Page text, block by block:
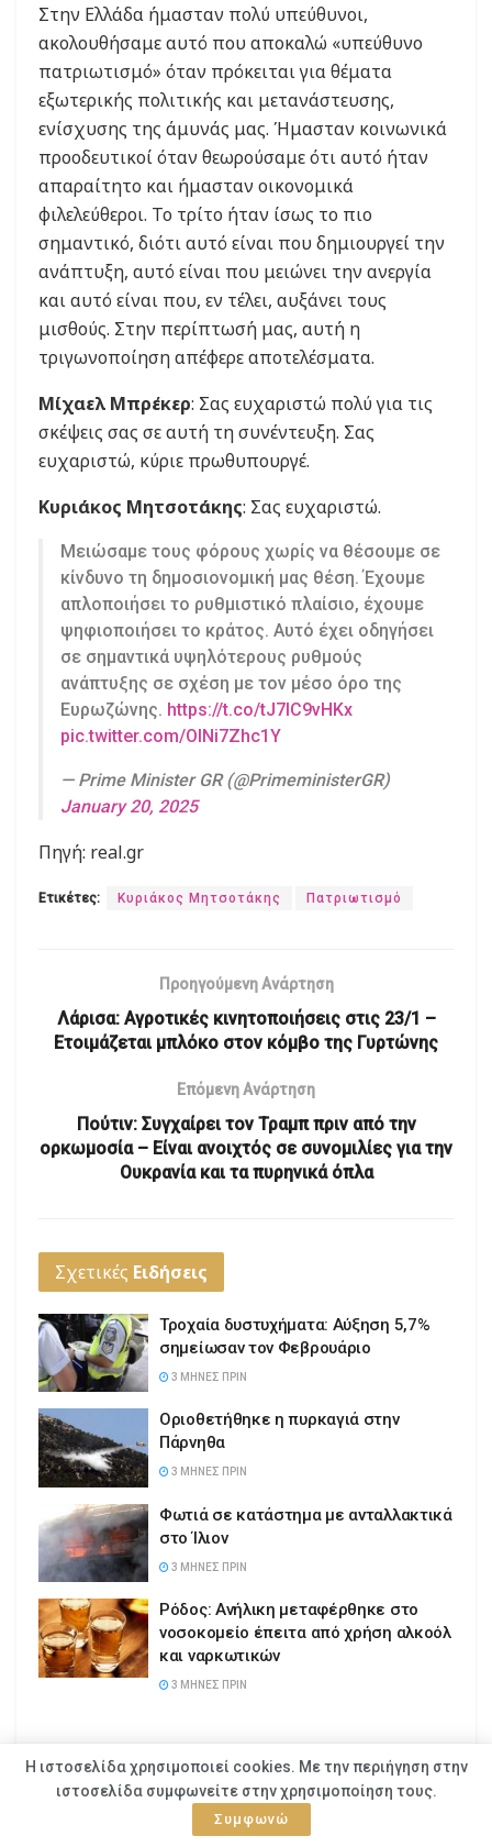
Στην Ελλάδα ήμασταν πολύ υπεύθυνοι,
ακολουθήσαμε αυτό που αποκαλώ «υπεύθυνο
πατριωτισμό» όταν πρόκειται για θέματα
εξωτερικής πολιτικής και μετανάστευσης,
ενίσχυσης της άμυνάς μας. Ήμασταν κοινωνικά
προοδευτικοί όταν θεωρούσαμε ότι αυτό ήταν
απαραίτητο και ήμασταν οικονομικά
φιλελεύθεροι. Το τρίτο ήταν ίσως το πιο
σημαντικό, διότι αυτό είναι που δημιουργεί την
ανάπτυξη, αυτό είναι που μειώνει την ανεργία
και αυτό είναι που, εν τέλει, αυξάνει τους
μισθούς. Στην περίπτωσή μας, αυτή η
τριγωνοποίηση απέφερε αποτελέσματα.
Μίχαελ Μπρέκερ: Σας ευχαριστώ πολύ για τις
σκέψεις σας σε αυτή τη συνέντευξη. Σας
ευχαριστώ, κύριε πρωθυπουργέ.
Κυριάκος Μητσοτάκης: Σας ευχαριστώ.
Μειώσαμε τους φόρους χωρίς να θέσουμε σε
κίνδυνο τη δημοσιονομική μας θέση. Έχουμε
απλοποιήσει το ρυθμιστικό πλαίσιο, έχουμε
ψηφιοποιήσει το κράτος. Αυτό έχει οδηγήσει
σε σημαντικά υψηλότερους ρυθμούς
ανάπτυξης σε σχέση με τον μέσο όρο της
Ευρωζώνης. https://t.co/tJ7IC9vHKx
pic.twitter.com/OlNi7Zhc1Y
— Prime Minister GR (@PrimeministerGR)
January 20, 2025
Πηγή: real.gr
Ετικέτες: Κυριάκος Μητσοτάκης Πατριωτισμό
Προηγούμενη Ανάρτηση
Λάρισα: Αγροτικές κινητοποιήσεις στις 23/1 –
Ετοιμάζεται μπλόκο στον κόμβο της Γυρτώνης
Επόμενη Ανάρτηση
Πούτιν: Συγχαίρει τον Τραμπ πριν από την
ορκωμοσία – Είναι ανοιχτός σε συνομιλίες για την
Ουκρανία και τα πυρηνικά όπλα
Σχετικές Ειδήσεις
Τροχαία δυστυχήματα: Αύξηση 5,7%
σημείωσαν τον Φεβρουάριο
3 ΜΉΝΕΣ ΠΡΙΝ
Οριοθετήθηκε η πυρκαγιά στην
Πάρνηθα
3 ΜΉΝΕΣ ΠΡΙΝ
Φωτιά σε κατάστημα με ανταλλακτικά
στο Ίλιον
3 ΜΉΝΕΣ ΠΡΙΝ
Ρόδος: Ανήλικη μεταφέρθηκε στο
νοσοκομείο έπειτα από χρήση αλκοόλ
και ναρκωτικών
3 ΜΉΝΕΣ ΠΡΙΝ
Η ιστοσελίδα χρησιμοποιεί cookies. Με την περιήγηση στην
ιστοσελίδα συμφωνείτε στην χρησιμοποίηση τους.
Συμφωνώ